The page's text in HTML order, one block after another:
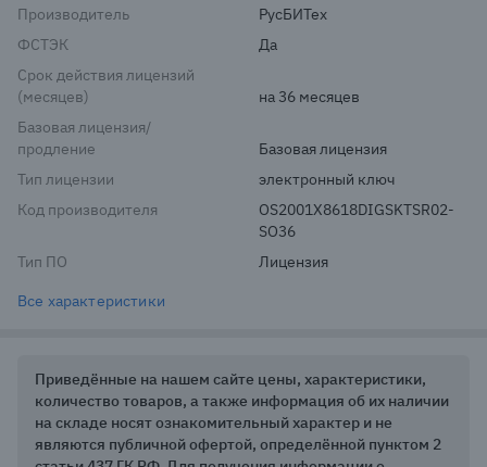
Производитель
РусБИТех
ФСТЭК
Да
Срок действия лицензий
(месяцев)
на 36 месяцев
Базовая лицензия/
продление
Базовая лицензия
Тип лицензии
электронный ключ
Код производителя
OS2001X8618DIGSKTSR02-
SO36
Тип ПО
Лицензия
Все характеристики
Приведённые на нашем сайте цены, характеристики,
количество товаров, а также информация об их наличии
на складе носят ознакомительный характер и не
являются публичной офертой, определённой пунктом 2